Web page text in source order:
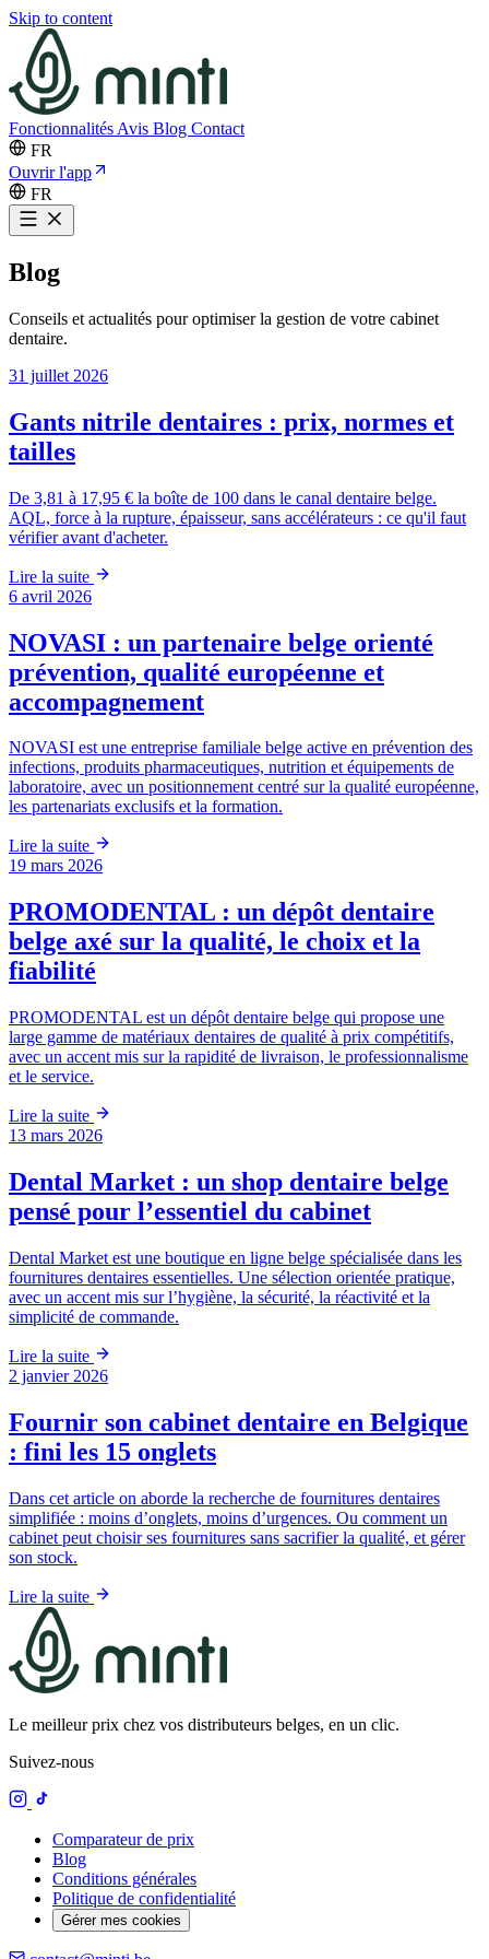
Skip to content
Fonctionnalités Avis Blog Contact
FR
Ouvrir l'app
FR
Blog
Conseils et actualités pour optimiser la gestion de votre cabinet
dentaire.
31 juillet 2026
Gants nitrile dentaires : prix, normes et
tailles
De 3,81 à 17,95 € la boîte de 100 dans le canal dentaire belge.
AQL, force à la rupture, épaisseur, sans accélérateurs : ce qu'il faut
vérifier avant d'acheter.
Lire la suite
6 avril 2026
NOVASI : un partenaire belge orienté
prévention, qualité européenne et
accompagnement
NOVASI est une entreprise familiale belge active en prévention des
infections, produits pharmaceutiques, nutrition et équipements de
laboratoire, avec un positionnement centré sur la qualité européenne,
les partenariats exclusifs et la formation.
Lire la suite
19 mars 2026
PROMODENTAL : un dépôt dentaire
belge axé sur la qualité, le choix et la
fiabilité
PROMODENTAL est un dépôt dentaire belge qui propose une
large gamme de matériaux dentaires de qualité à prix compétitifs,
avec un accent mis sur la rapidité de livraison, le professionnalisme
et le service.
Lire la suite
13 mars 2026
Dental Market : un shop dentaire belge
pensé pour l’essentiel du cabinet
Dental Market est une boutique en ligne belge spécialisée dans les
fournitures dentaires essentielles. Une sélection orientée pratique,
avec un accent mis sur l’hygiène, la sécurité, la réactivité et la
simplicité de commande.
Lire la suite
2 janvier 2026
Fournir son cabinet dentaire en Belgique
: fini les 15 onglets
Dans cet article on aborde la recherche de fournitures dentaires
simplifiée : moins d’onglets, moins d’urgences. Ou comment un
cabinet peut choisir ses fournitures sans sacrifier la qualité, et gérer
son stock.
Lire la suite
Le meilleur prix chez vos distributeurs belges, en un clic.
Suivez-nous
Comparateur de prix
Blog
Conditions générales
Politique de confidentialité
Gérer mes cookies